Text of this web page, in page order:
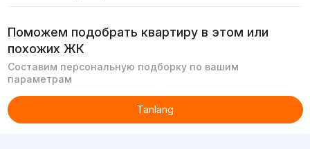
Поможем подобрать квартиру в этом или
похожих ЖК
Составим персональную подборку по вашим
параметрам
Tanlang